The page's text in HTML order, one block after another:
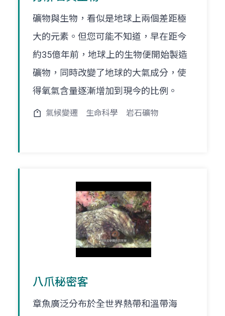
礦物與生物，看似是地球上兩個差距極
大的元素。但您可能不知道，早在距今
約35億年前，地球上的生物便開始製造
礦物，同時改變了地球的大氣成分，使
得氧氣含量逐漸增加到現今的比例。
氣候變遷 生命科學 岩石礦物
八爪秘密客
章魚廣泛分布於全世界熱帶和溫帶海